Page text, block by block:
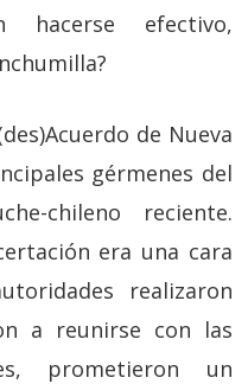
hacerse efectivo,
de Nueva
gérmenes del
chileno reciente.
era una cara
realizaron
a reunirse con las
prometieron un